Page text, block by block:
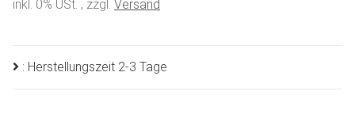
inkl. 0% USt. , zzgl. Versand
: Herstellungszeit 2-3 Tage